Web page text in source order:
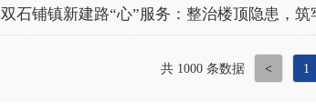
双石铺镇新建路“心”服务：整治楼顶隐患，筑
共 1000 条数据 < 1